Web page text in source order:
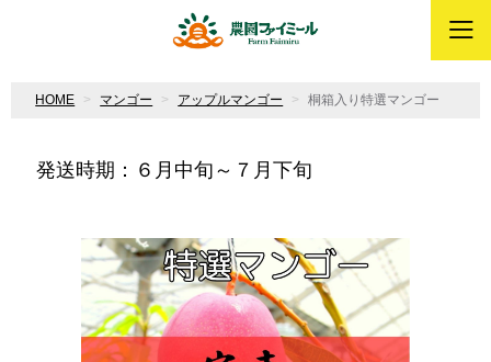
HOME マンゴー アップルマンゴー 桐箱入り特選マンゴー
発送時期：６月中旬～７月下旬